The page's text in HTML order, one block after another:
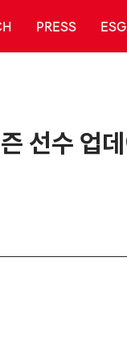
PRESS ESG
선수 업